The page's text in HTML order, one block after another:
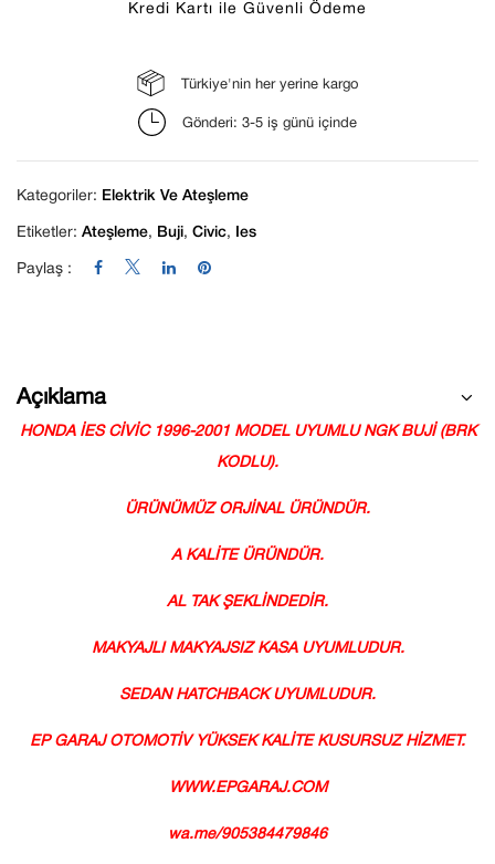
Kredi Kartı ile Güvenli Ödeme
Türkiye'nin her yerine kargo
Gönderi: 3-5 iş günü içinde
Kategoriler: Elektrik Ve Ateşleme
Etiketler: Ateşleme, Buji, Civic, Ies
Paylaş :
Açıklama
HONDA İES CİVİC 1996-2001 MODEL UYUMLU NGK BUJİ (BRK
KODLU).
ÜRÜNÜMÜZ ORJİNAL ÜRÜNDÜR.
A KALİTE ÜRÜNDÜR.
AL TAK ŞEKLİNDEDİR.
MAKYAJLI MAKYAJSIZ KASA UYUMLUDUR.
SEDAN HATCHBACK UYUMLUDUR.
EP GARAJ OTOMOTİV YÜKSEK KALİTE KUSURSUZ HİZMET.
WWW.EPGARAJ.COM
wa.me/905384479846
Daha sonraki yorumlarımda kullanılması için
adım, e-posta adresim ve site adresim bu